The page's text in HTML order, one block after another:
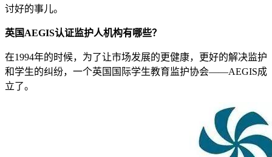
讨好的事儿。
英国AEGIS认证监护人机构有哪些？
在1994年的时候，为了让市场发展的更健康，更好的解决监护
和学生的纠纷，一个英国国际学生教育监护协会——AEGIS成
立了。